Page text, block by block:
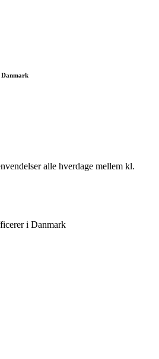
alle hverdage mellem kl.
i Danmark